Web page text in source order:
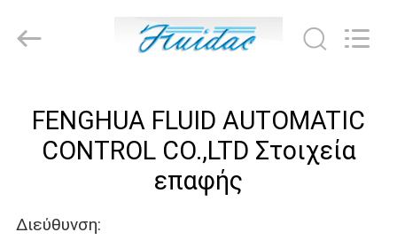
ΠΡΟΪΌΝΤΑ
FLUID
AUTOMATIC
FENGHUA FLUID AUTOMATIC
CONTROL CO.,LTD Στοιχεία
επαφής
Διεύθυνση: